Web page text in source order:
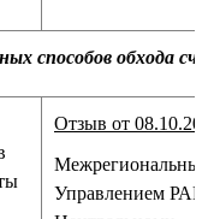
способов обхода
Отзыв от
Межрегиональным
Управлением РАР